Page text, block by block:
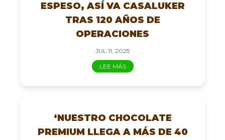
ESPESO, ASÍ VA CASALUKER
TRAS 120 AÑOS DE
OPERACIONES
JUL 11, 2025
LEE MÁS
‘NUESTRO CHOCOLATE
PREMIUM LLEGA A MÁS DE 40